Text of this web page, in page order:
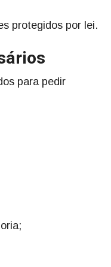
protegidos por lei.
para pedir